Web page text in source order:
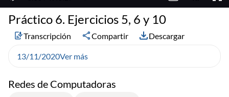
Redes de Computadoras
Práctico 6. Ejercicios 5, 6 y 10
Transcripción Compartir Descargar
13/11/2020Ver más